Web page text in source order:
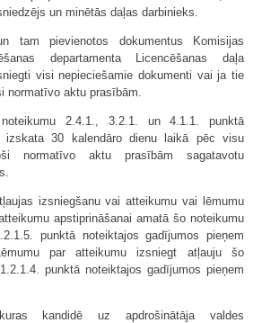
un minētās daļas darbinieks.
tam pievienotos dokumentus Komisijas
departamenta Licencēšanas daļa
visi nepieciešamie dokumenti vai ja tie
normatīvo aktu prasībām.
2.4.1., 3.2.1. un 4.1.1. punktā
izskata 30 kalendāro dienu laikā pēc visu
normatīvo aktu prasībām sagatavotu
izsniegšanu vai atteikumu vai lēmumu
apstiprināšanai amatā šo noteikumu
punktā noteiktajos gadījumos pieņem
par atteikumu izsniegt atļauju šo
punktā noteiktajos gadījumos pieņem
kandidē uz apdrošinātāja valdes